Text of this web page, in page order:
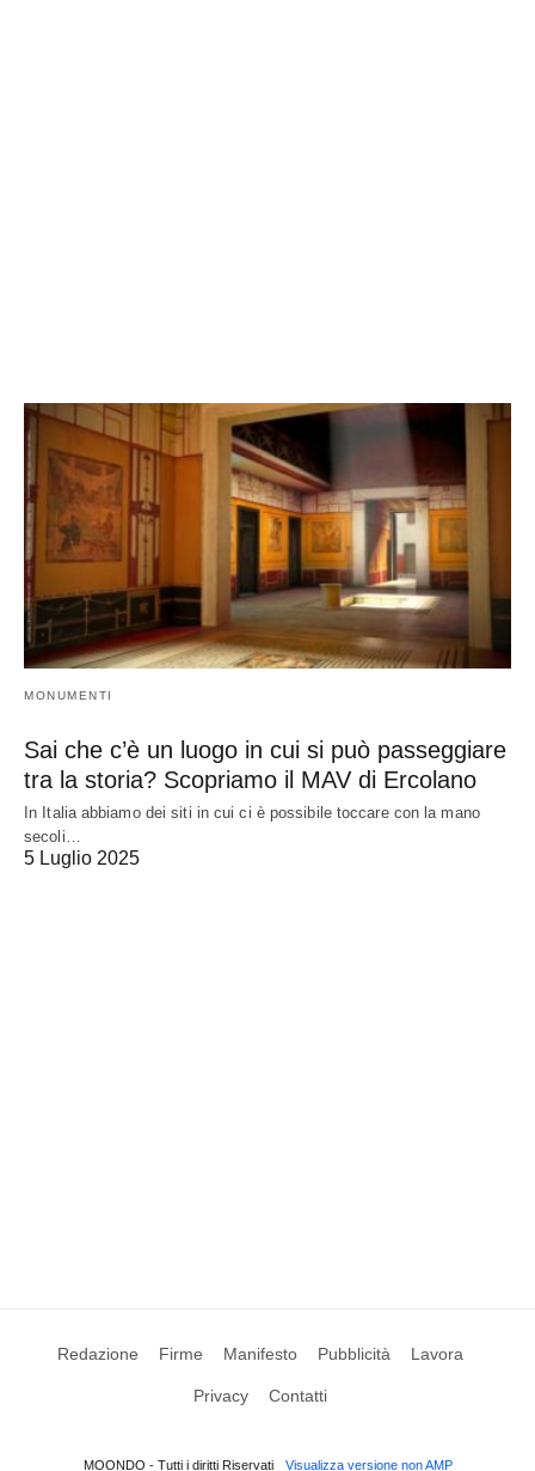
MONUMENTI
Sai che c’è un luogo in cui si può passeggiare
tra la storia? Scopriamo il MAV di Ercolano
In Italia abbiamo dei siti in cui ci è possibile toccare con la mano
secoli…
5 Luglio 2025
Redazione Firme Manifesto Pubblicità Lavora
Privacy Contatti
MOONDO - Tutti i diritti Riservati Visualizza versione non AMP